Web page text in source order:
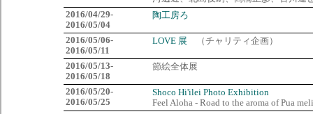
2016/04/29-
2016/05/04
陶工房ろ
2016/05/06-
2016/05/11
LOVE 展 （チャリティ企画）
2016/05/13-
2016/05/18
節絵全体展
2016/05/20-
2016/05/25
Shoco Hi'ilei Photo Exhibition
Feel Aloha - Road to the aroma of Pua